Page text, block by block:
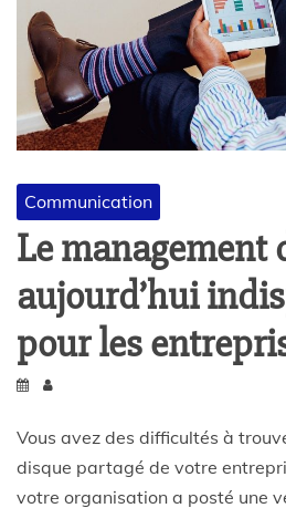
Communication
Le management
aujourd’hui
pour les
Vous avez des difficultés à
disque partagé de votre
votre organisation a posté une